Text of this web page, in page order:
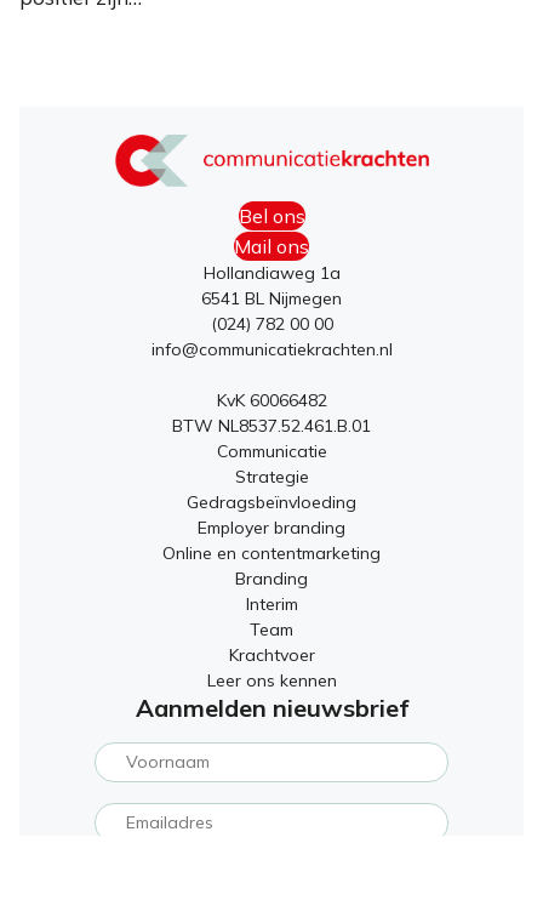
Bel ons
Mail ons
Hollandiaweg 1a
6541 BL Nijmegen
(024) 782 00 00
info@communicatiekrachten.nl
KvK 60066482
BTW NL8537.52.461.B.01
Communicatie
Strategie
Gedragsbeïnvloeding
Employer branding
Online en contentmarketing
Branding
Interim
Team
Krachtvoer
Leer ons kennen
Aanmelden nieuwsbrief